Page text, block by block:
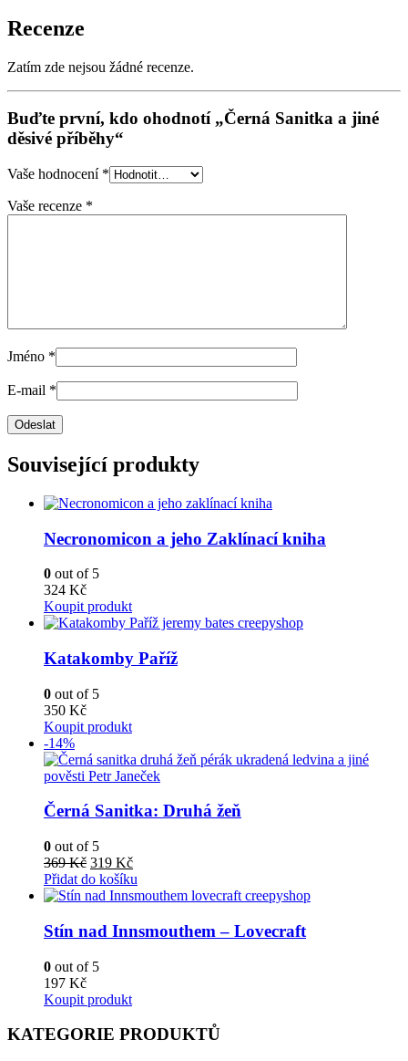
Recenze
Zatím zde nejsou žádné recenze.
Buďte první, kdo ohodnotí „Černá Sanitka a jiné
děsivé příběhy“
Vaše hodnocení *
Vaše recenze *
Jméno *
E-mail *
Související produkty
Necronomicon a jeho Zaklínací kniha
0 out of 5
324 Kč
Koupit produkt
Katakomby Paříž
0 out of 5
350 Kč
Koupit produkt
-14%
Černá Sanitka: Druhá žeň
0 out of 5
369Kč Původní
cena
byla:
319 KčAktuální
cena
je:
Přidat do košíku
Stín nad Innsmouthem – Lovecraft
0 out of 5
197 Kč
Koupit produkt
KATEGORIE PRODUKTŮ